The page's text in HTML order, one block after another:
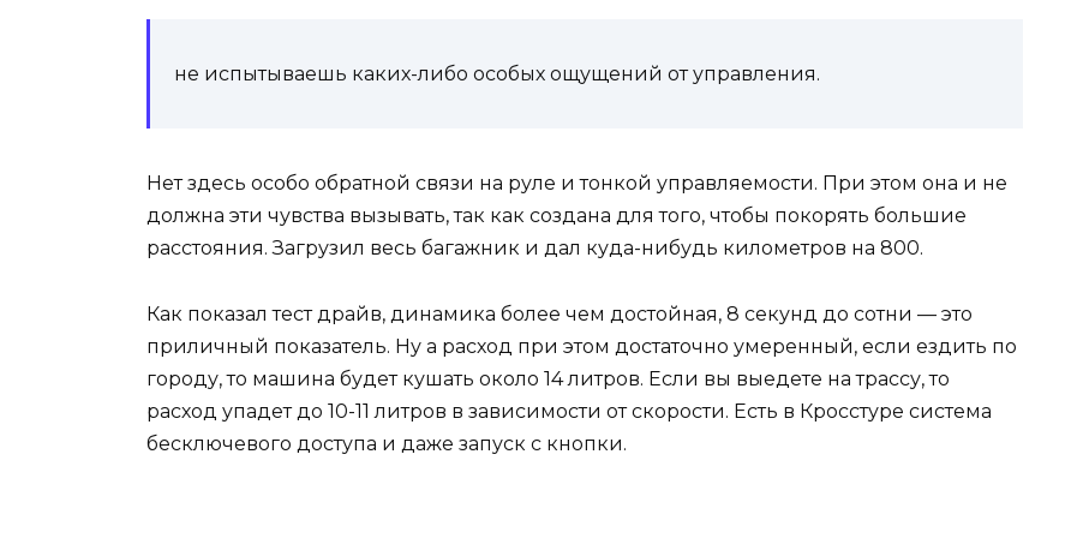
не испытываешь каких-либо особых ощущений от управления.
Нет здесь особо обратной связи на руле и тонкой управляемости. При этом она и не
должна эти чувства вызывать, так как создана для того, чтобы покорять большие
расстояния. Загрузил весь багажник и дал куда-нибудь километров на 800.
Как показал тест драйв, динамика более чем достойная, 8 секунд до сотни — это
приличный показатель. Ну а расход при этом достаточно умеренный, если ездить по
городу, то машина будет кушать около 14 литров. Если вы выедете на трассу, то
расход упадет до 10-11 литров в зависимости от скорости. Есть в Кросстуре система
бесключевого доступа и даже запуск с кнопки.